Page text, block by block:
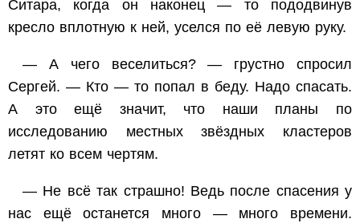
Ситара, когда он наконец — то пододвинув
кресло вплотную к ней, уселся по её левую руку.
— А чего веселиться? — грустно спросил
Сергей. — Кто — то попал в беду. Надо спасать.
А это ещё значит, что наши планы по
исследованию местных звёздных кластеров
летят ко всем чертям.
— Не всё так страшно! Ведь после спасения у
нас ещё останется много — много времени.